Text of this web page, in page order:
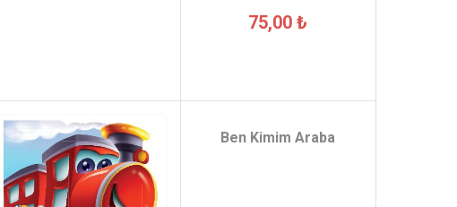
75,00 ₺
Ben Kimim Araba